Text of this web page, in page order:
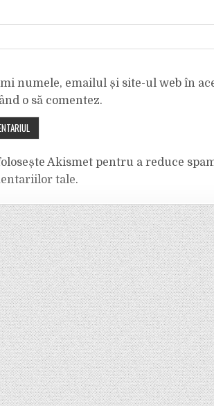
mi numele, emailul și site-ul web în
o să comentez.
Akismet pentru a reduce
tale.